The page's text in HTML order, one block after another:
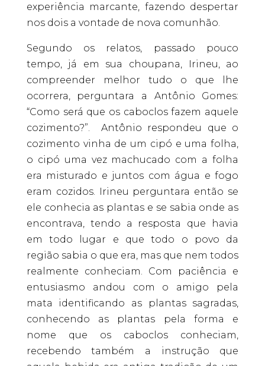
experiência marcante, fazendo despertar
nos dois a vontade de nova comunhão.
Segundo os relatos, passado pouco
tempo, já em sua choupana, Irineu, ao
compreender melhor tudo o que lhe
ocorrera, perguntara a Antônio Gomes:
“Como será que os caboclos fazem aquele
cozimento?”. Antônio respondeu que o
cozimento vinha de um cipó e uma folha,
o cipó uma vez machucado com a folha
era misturado e juntos com água e fogo
eram cozidos. Irineu perguntara então se
ele conhecia as plantas e se sabia onde as
encontrava, tendo a resposta que havia
em todo lugar e que todo o povo da
região sabia o que era, mas que nem todos
realmente conheciam. Com paciência e
entusiasmo andou com o amigo pela
mata identificando as plantas sagradas,
conhecendo as plantas pela forma e
nome que os caboclos conheciam,
recebendo também a instrução que